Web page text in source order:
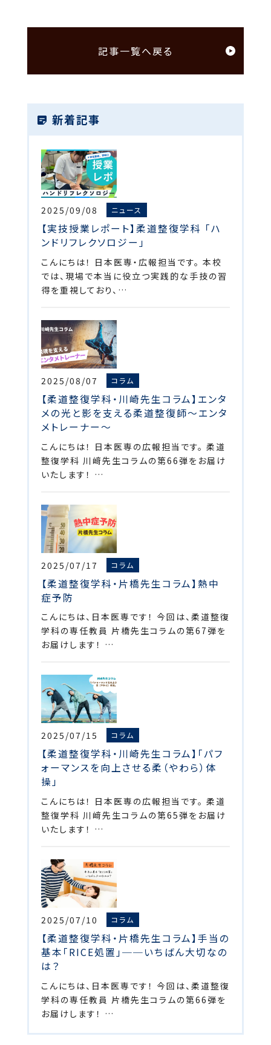
記事一覧へ戻る
新着記事
2025/09/08 ニュース
【実技授業レポート】柔道整復学科 「ハ
ンドリフレクソロジー」
こんにちは！ 日本医専・広報担当です。 本校
では、現場で本当に役立つ実践的な手技の習
得を重視しており、…
2025/08/07 コラム
【柔道整復学科・川崎先生コラム】エンタ
メの光と影を支える柔道整復師～エンタ
メトレーナー～
こんにちは！ 日本医専の広報担当です。 柔道
整復学科 川﨑先生コラムの第66弾をお届け
いたします！ …
2025/07/17 コラム
【柔道整復学科・片橋先生コラム】熱中
症予防
こんにちは、日本医専です！ 今回は、柔道整復
学科の専任教員 片橋先生コラムの第67弾を
お届けします！ …
2025/07/15 コラム
【柔道整復学科・川崎先生コラム】「パフ
ォーマンスを向上させる柔（やわら）体
操」
こんにちは！ 日本医専の広報担当です。 柔道
整復学科 川﨑先生コラムの第65弾をお届け
いたします！ …
2025/07/10 コラム
【柔道整復学科・片橋先生コラム】手当の
基本「RICE処置」──いちばん大切なの
は？
こんにちは、日本医専です！ 今回は、柔道整復
学科の専任教員 片橋先生コラムの第66弾を
お届けします！ …